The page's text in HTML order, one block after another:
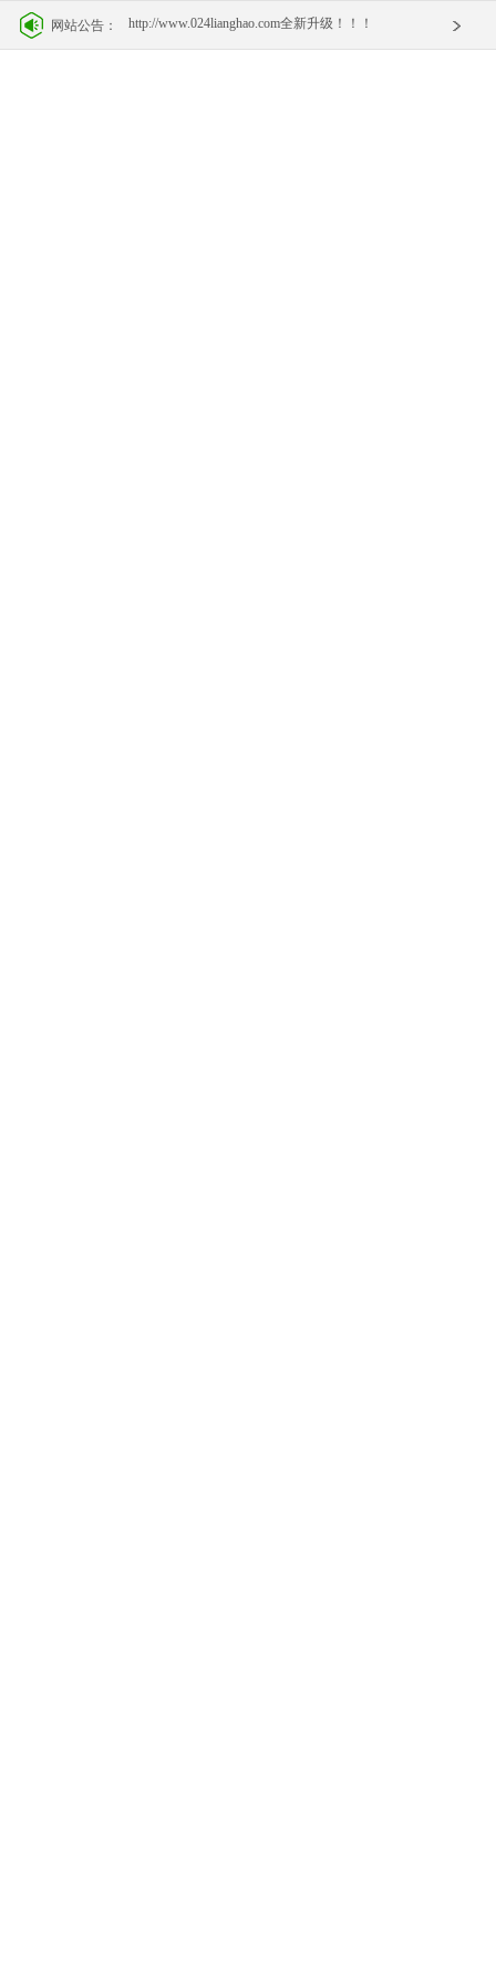
网站公告： http://www.024lianghao.com全新升级！！！